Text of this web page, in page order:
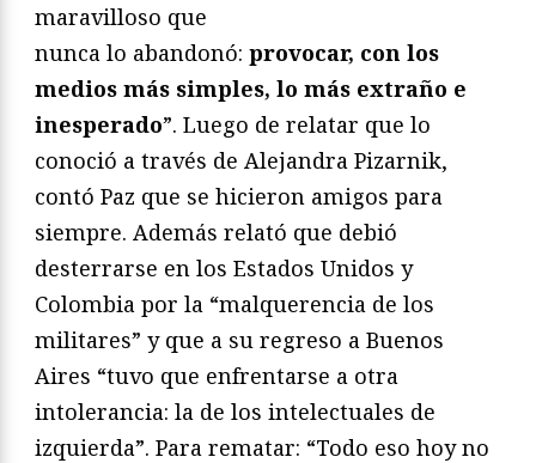
maravilloso que
nunca lo abandonó: provocar, con los
medios más simples, lo más extraño e
inesperado”. Luego de relatar que lo
conoció a través de Alejandra Pizarnik,
contó Paz que se hicieron amigos para
siempre. Además relató que debió
desterrarse en los Estados Unidos y
Colombia por la “malquerencia de los
militares” y que a su regreso a Buenos
Aires “tuvo que enfrentarse a otra
intolerancia: la de los intelectuales de
izquierda”. Para rematar: “Todo eso hoy no